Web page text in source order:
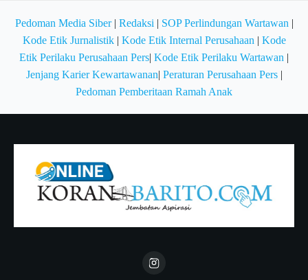
Pedoman Media Siber| Redaksi | SOP Perlindungan Wartawan |
Kode Etik Jurnalistik| Kode Etik Internal Perusahaan | Kode
Etik Perilaku Perusahaan Pers| Kode Etik Perilaku Wartawan |
Jenjang Karier Kewartawanan| Peraturan Perusahaan Pers|
Pedoman Pemberitaan Ramah Anak